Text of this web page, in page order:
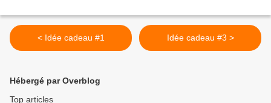
< Idée cadeau #1 Idée cadeau #3 >
Hébergé par Overblog
Top articles